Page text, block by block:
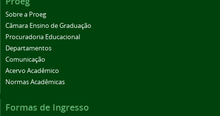
Sobre a Proeg
Câmara Ensino de Graduação
Procuradoria Educacional
Departamentos
Comunicação
Acervo Acadêmico
Normas Acadêmicas
Formas de Ingresso